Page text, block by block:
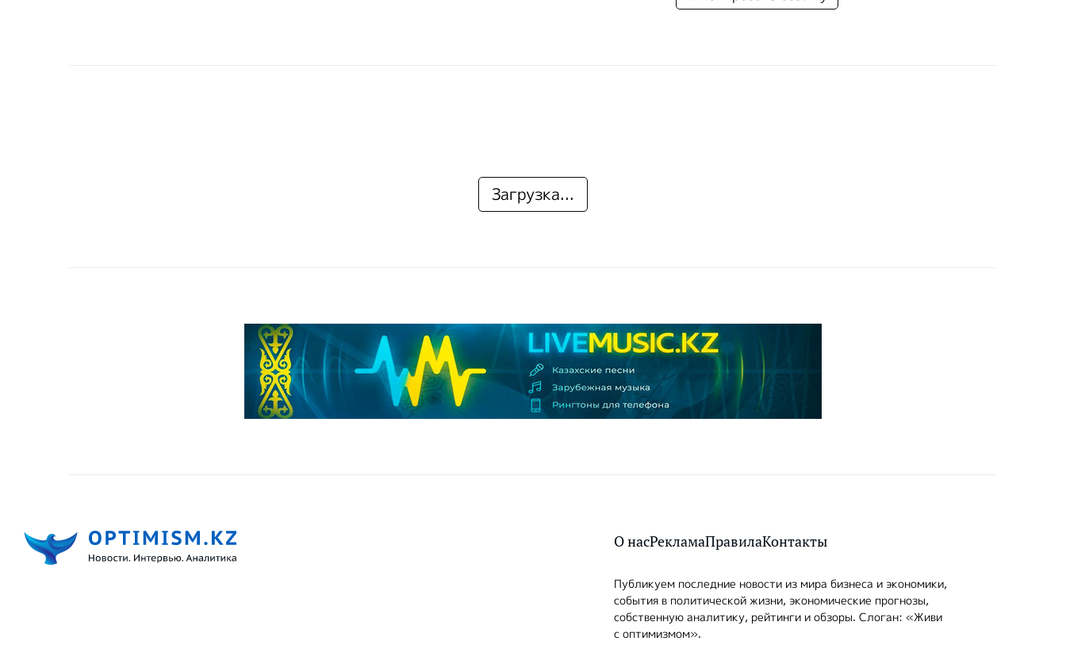
Загрузка...
О насРекламаПравилаКонтакты
Публикуем последние новости из мира бизнеса и экономики,
события в политической жизни, экономические прогнозы,
собственную аналитику, рейтинги и обзоры. Слоган: «Живи
с оптимизмом».